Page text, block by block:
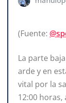
(Fuente:
La parte
arde y en
vital por la
12:00 horas,